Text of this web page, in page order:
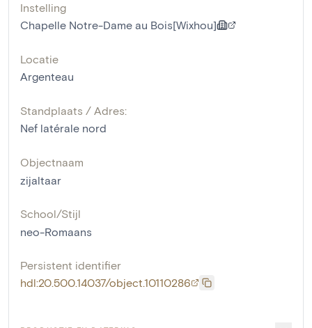
Instelling
Chapelle Notre-Dame au Bois[Wixhou]
Locatie
Argenteau
Standplaats / Adres:
Nef latérale nord
Objectnaam
zijaltaar
School/Stijl
neo-Romaans
Persistent identifier
hdl:20.500.14037/object.10110286